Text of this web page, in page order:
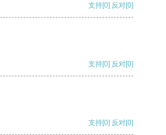
支持[0] 反对[0]
支持[0] 反对[0]
支持[0] 反对[0]